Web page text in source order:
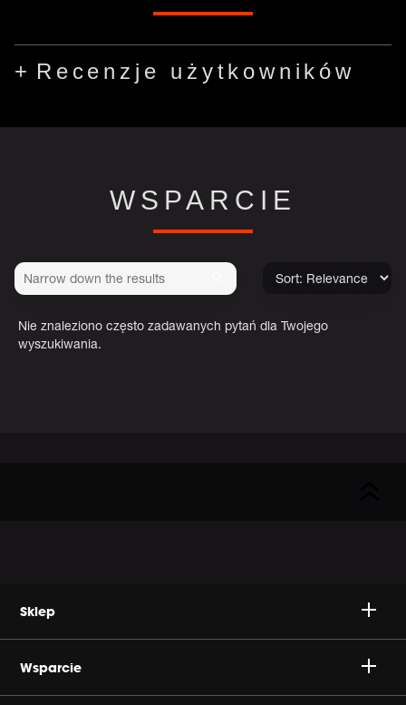
Recenzje użytkowników
WSPARCIE
Nie znaleziono często zadawanych pytań dla Twojego
wyszukiwania.
Sklep
Głośniki
Wsparcie